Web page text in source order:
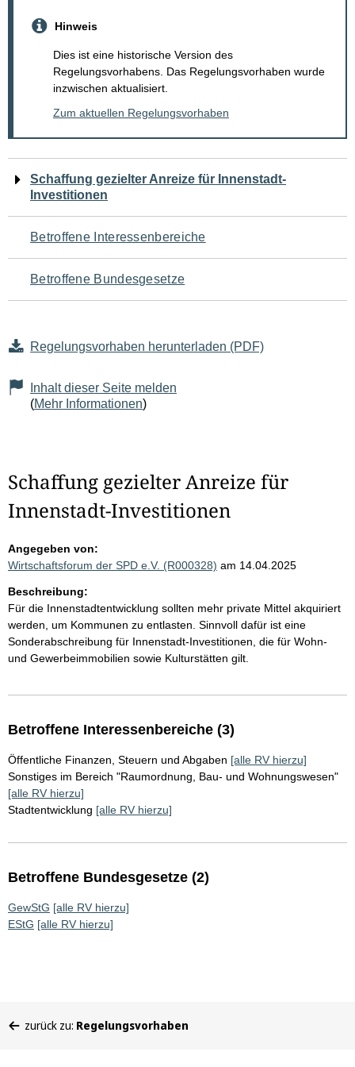
Hinweis
Dies ist eine historische Version des
Regelungsvorhabens. Das Regelungsvorhaben wurde
inzwischen aktualisiert.
Zum aktuellen Regelungsvorhaben
Navigation
für
den
Seiteninhalt
Schaffung gezielter Anreize für Innenstadt-
Investitionen
Betroffene Interessenbereiche
Betroffene Bundesgesetze
Regelungsvorhaben herunterladen (PDF)
Inhalt dieser Seite melden
(Mehr Informationen)
Schaffung gezielter Anreize für
Innenstadt-Investitionen
Angegeben von:
Wirtschaftsforum der SPD e.V. (R000328) am 14.04.2025
Beschreibung:
Für die Innenstadtentwicklung sollten mehr private Mittel akquiriert
werden, um Kommunen zu entlasten. Sinnvoll dafür ist eine
Sonderabschreibung für Innenstadt-Investitionen, die für Wohn-
und Gewerbeimmobilien sowie Kulturstätten gilt.
Betroffene Interessenbereiche (3)
Öffentliche Finanzen, Steuern und Abgaben [alle RV hierzu]
Sonstiges im Bereich "Raumordnung, Bau- und Wohnungswesen"
[alle RV hierzu]
Stadtentwicklung [alle RV hierzu]
Betroffene Bundesgesetze (2)
GewStG [alle RV hierzu]
EStG [alle RV hierzu]
befinden
zurück zu: Regelungsvorhaben